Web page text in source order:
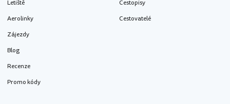
Letiště
Aerolinky
Zájezdy
Blog
Recenze
Promo kódy
Cestopisy
Cestovatelé